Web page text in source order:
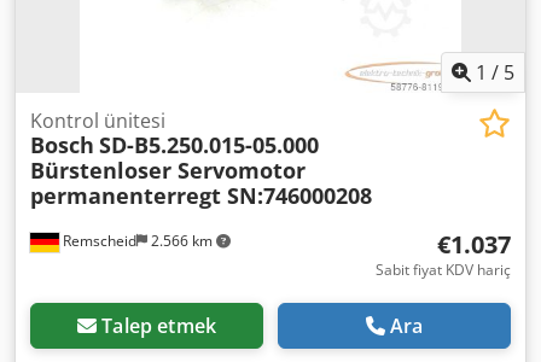
1 / 5
Remscheid 2.566 km
Kontrol ünitesi
Bosch SD-B5.250.015-05.000
Bürstenloser Servomotor
permanenterregt SN:746000208
€1.037
Sabit fiyat KDV hariç
Talep etmek Ara